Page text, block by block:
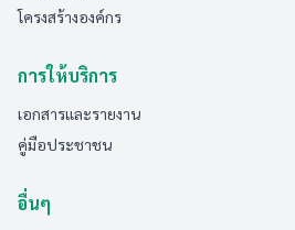
โครงสร้างองค์กร
การให้บริการ
เอกสารและรายงาน
คู่มือประชาชน
อื่นๆ